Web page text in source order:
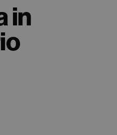
in